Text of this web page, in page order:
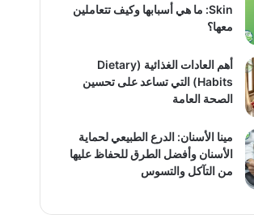
Skin: ما هي أسبابها وكيف تتعاملين
معها؟
أهم العادات الغذائية (Dietary
Habits) التي تساعد على تحسين
الصحة العامة
مينا الأسنان: الدرع الطبيعي لحماية
الأسنان وأفضل الطرق للحفاظ عليها
من التآكل والتسوس